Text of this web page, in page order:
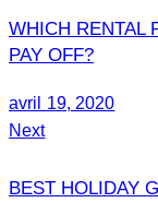
WHICH RENTAL
PAY OFF?
avril 19, 2020
Next
BEST HOLIDAY